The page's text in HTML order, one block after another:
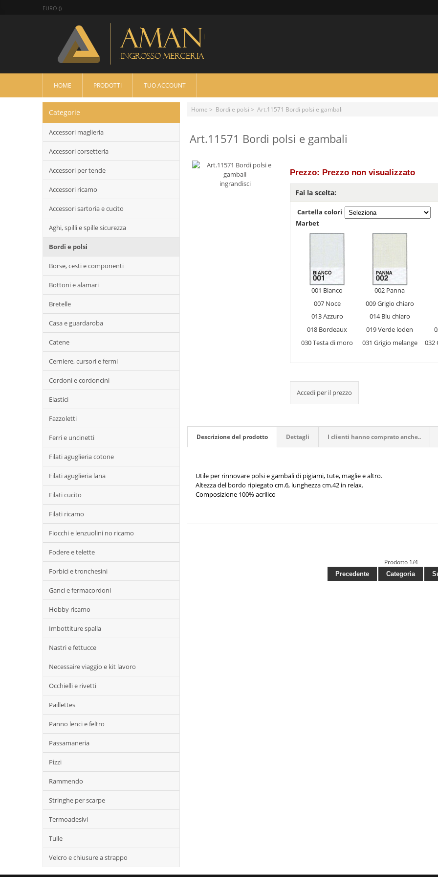
EURO ()
HOME PRODOTTI TUO ACCOUNT
Categorie
Accessori maglieria
Accessori corsetteria
Accessori per tende
Accessori ricamo
Accessori sartoria e cucito
Aghi, spilli e spille sicurezza
Bordi e polsi
Borse, cesti e componenti
Bottoni e alamari
Bretelle
Casa e guardaroba
Catene
Cerniere, cursori e fermi
Cordoni e cordoncini
Elastici
Fazzoletti
Ferri e uncinetti
Filati aguglieria cotone
Filati aguglieria lana
Filati cucito
Filati ricamo
Fiocchi e lenzuolini no ricamo
Fodere e telette
Forbici e tronchesini
Ganci e fermacordoni
Hobby ricamo
Imbottiture spalla
Nastri e fettucce
Necessaire viaggio e kit lavoro
Occhielli e rivetti
Paillettes
Panno lenci e feltro
Passamaneria
Pizzi
Rammendo
Stringhe per scarpe
Termoadesivi
Tulle
Velcro e chiusure a strappo
Home > Bordi e polsi > Art.11571 Bordi polsi e gambali
Art.11571 Bordi polsi e gambali
ingrandisci
Prezzo: Prezzo non visualizzato
Fai la scelta:
Cartella colori
Marbet
001 Bianco 002 Panna
007 Noce 009 Grigio chiaro
013 Azzuro
014 Blu chiaro
018 Bordeaux
019 Verde loden
030 Testa di moro
031 Grigio melange
032
Accedi per il prezzo
Descrizione del prodotto Dettagli I clienti hanno comprato anche..
Utile per rinnovare polsi e gambali di pigiami, tute, maglie e altro.
Altezza del bordo ripiegato cm.6, lunghezza cm.42 in relax.
Composizione 100% acrilico
Prodotto 1/4
Precedente Categoria